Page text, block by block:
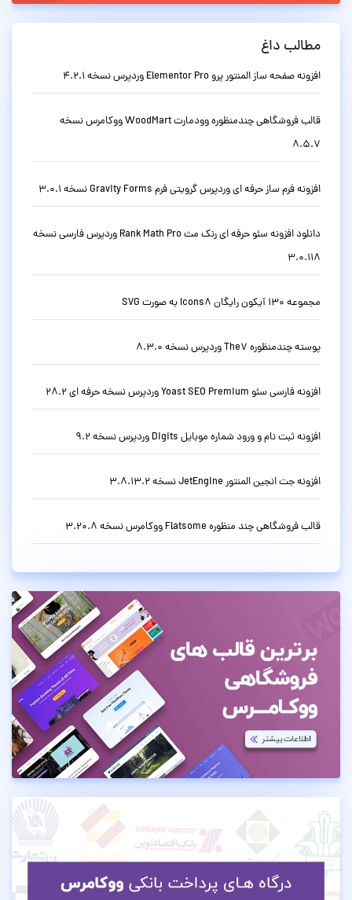
مطالب داغ
افزونه صفحه ساز المنتور پرو Elementor Pro وردپرس نسخه 4.2.1
قالب فروشگاهی چندمنظوره وودمارت WoodMart ووکامرس نسخه
8.5.7
افزونه فرم ساز حرفه ای وردپرس گرویتی فرم Gravity Forms نسخه 3.0.1
دانلود افزونه سئو حرفه ای رنک مث Rank Math Pro وردپرس فارسی نسخه
3.0.118
مجموعه 130 آیکون رایگان Icons8 به صورت SVG
پوسته چندمنظوره The7 وردپرس نسخه 8.3.0
افزونه فارسی سئو Yoast SEO Premium وردپرس نسخه حرفه ای 28.2
افزونه ثبت نام و ورود شماره موبایل Digits وردپرس نسخه 9.2
افزونه جت انجین المنتور JetEngine نسخه 3.8.13.2
قالب فروشگاهی چند منظوره Flatsome ووکامرس نسخه 3.20.8